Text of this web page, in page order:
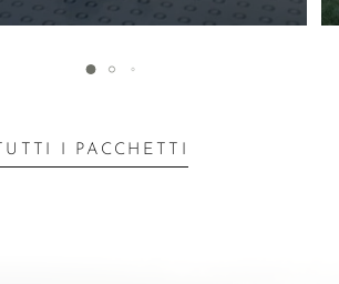
TUTTI I PACCHETTI